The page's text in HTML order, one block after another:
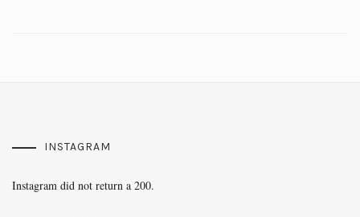
INSTAGRAM
Instagram did not return a 200.